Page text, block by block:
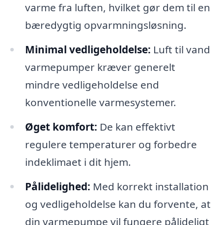
varme fra luften, hvilket gør dem til en
bæredygtig opvarmningsløsning.
Minimal vedligeholdelse: Luft til vand
varmepumper kræver generelt
mindre vedligeholdelse end
konventionelle varmesystemer.
Øget komfort: De kan effektivt
regulere temperaturer og forbedre
indeklimaet i dit hjem.
Pålidelighed: Med korrekt installation
og vedligeholdelse kan du forvente, at
din varmepumpe vil fungere pålideligt